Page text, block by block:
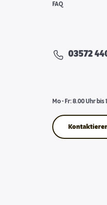
FAQ
03572
Mo - Fr: 8.00 Uhr bis